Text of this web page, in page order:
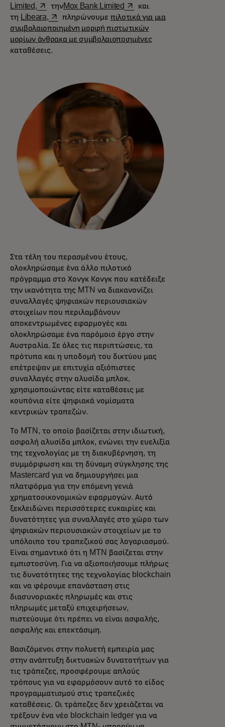
Limited,opens in a new tab
τηνMox Bank Limitedopens in a new tab
και
τη Libeara,opens in a new tab
πληρώνουμε πιλοτικά για μια
συμβολαιοποιημένη μορφή πιστωτικών
μορίων άνθρακα με συμβολαιοποιημένες
καταθέσεις.
Στα τέλη του περασμένου έτους,
ολοκληρώσαμε ένα άλλο πιλοτικό
πρόγραμμα στο Χονγκ Κονγκ που κατέδειξε
την ικανότητα της MTN να διακανονίζει
συναλλαγές ψηφιακών περιουσιακών
στοιχείων που περιλαμβάνουν
αποκεντρωμένες εφαρμογές και
ολοκληρώσαμε ένα παρόμοιο έργο στην
Αυστραλία. Σε όλες τις περιπτώσεις, τα
πρότυπα και η υποδομή του δικτύου μας
επέτρεψαν με επιτυχία αξιόπιστες
συναλλαγές στην αλυσίδα μπλοκ,
χρησιμοποιώντας είτε καταθέσεις με
κουπόνια είτε ψηφιακά νομίσματα
κεντρικών τραπεζών.
Το MTN, το οποίο βασίζεται στην ιδιωτική,
ασφαλή αλυσίδα μπλοκ, ενώνει την ευελιξία
της τεχνολογίας με τη διακυβέρνηση, τη
συμμόρφωση και τη δύναμη σύγκλησης της
Mastercard για να δημιουργήσει μια
πλατφόρμα για την επόμενη γενιά
χρηματοοικονομικών εφαρμογών. Αυτό
ξεκλειδώνει περισσότερες ευκαιρίες και
δυνατότητες για συναλλαγές στο χώρο των
ψηφιακών περιουσιακών στοιχείων με το
υπόλοιπο του τραπεζικού σας λογαριασμού.
Είναι σημαντικό ότι η MTN βασίζεται στην
εμπιστοσύνη. Για να αξιοποιήσουμε πλήρως
τις δυνατότητες της τεχνολογίας blockchain
και να φέρουμε επανάσταση στις
διασυνοριακές πληρωμές και στις
πληρωμές μεταξύ επιχειρήσεων,
πιστεύουμε ότι πρέπει να είναι ασφαλής,
ασφαλής και επεκτάσιμη.
Βασιζόμενοι στην πολυετή εμπειρία μας
στην ανάπτυξη δικτυακών δυνατοτήτων για
τις τράπεζες, προσφέρουμε απλούς
τρόπους για να εφαρμόσουν αυτό το είδος
προγραμματισμού στις τραπεζικές
καταθέσεις. Οι τράπεζες δεν χρειάζεται να
τρέξουν ένα νέο blockchain ledger για να